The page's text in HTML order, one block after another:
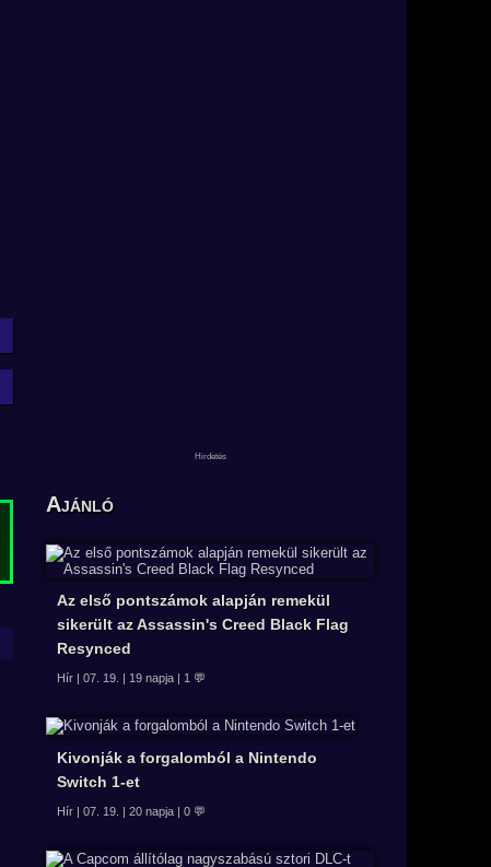
Ajánló
Az első pontszámok alapján remekül
sikerült az Assassin's Creed Black Flag
Resynced
Hír | 07. 19. | 19 napja | 1 💬
Kivonják a forgalomból a Nintendo
Switch 1-et
Hír | 07. 19. | 20 napja | 0 💬